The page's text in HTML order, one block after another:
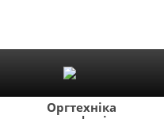
Оргтехніка